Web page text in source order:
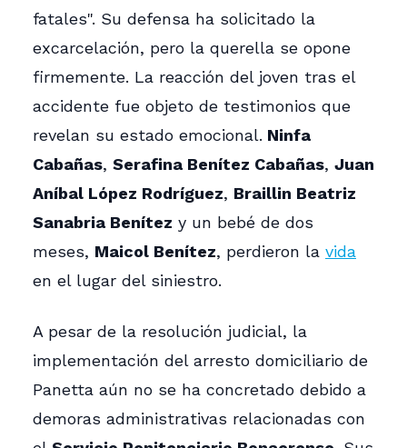
fatales". Su defensa ha solicitado la
excarcelación, pero la querella se opone
firmemente. La reacción del joven tras el
accidente fue objeto de testimonios que
revelan su estado emocional. Ninfa
Cabañas, Serafina Benítez Cabañas, Juan
Aníbal López Rodríguez, Braillin Beatriz
Sanabria Benítez y un bebé de dos
meses, Maicol Benítez, perdieron la vida
en el lugar del siniestro.
A pesar de la resolución judicial, la
implementación del arresto domiciliario de
Panetta aún no se ha concretado debido a
demoras administrativas relacionadas con